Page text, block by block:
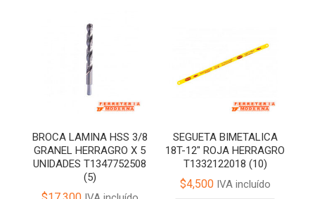
BROCA LAMINA HSS 3/8
GRANEL HERRAGRO X 5
UNIDADES T1347752508
(5)
SEGUETA BIMETALICA
18T-12″ ROJA HERRAGRO
T1332122018 (10)
$4,500IVA incluído